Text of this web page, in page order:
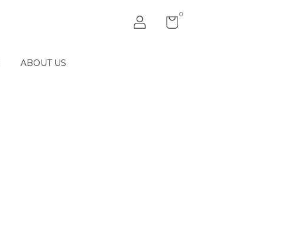
0
ABOUT US